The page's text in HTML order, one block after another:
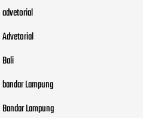
advetorial
Advetorial
Bali
bandar Lampung
Bandar Lampung